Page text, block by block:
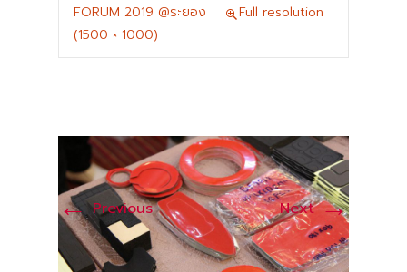
FORUM 2019 @ระยอง
Full resolution
(1500 × 1000)
←Previous Next→